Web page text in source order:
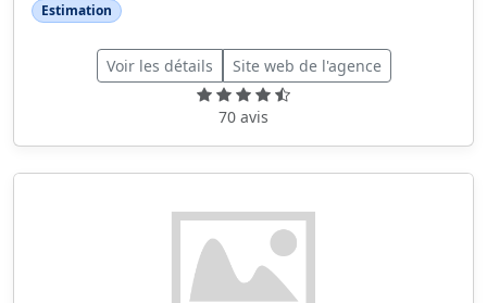
Estimation
Voir les détails Site web de l'agence
70 avis